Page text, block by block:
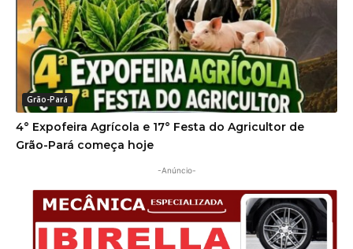
Grão-Pará
4° Expofeira Agrícola e 17° Festa do Agricultor de
Grão-Pará começa hoje
-Anúncio-